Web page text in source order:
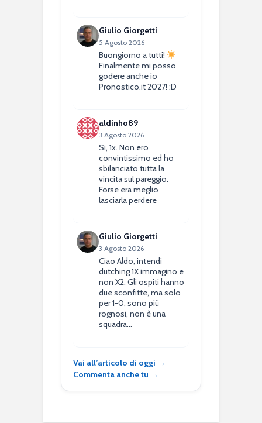
Giulio Giorgetti
5 Agosto 2026
Buongiorno a tutti!
Finalmente mi posso
godere anche io
Pronostico.it 2027! :D
aldinho89
3 Agosto 2026
Si, 1x. Non ero
convintissimo ed ho
sbilanciato tutta la
vincita sul pareggio.
Forse era meglio
lasciarla perdere
Giulio Giorgetti
3 Agosto 2026
Ciao Aldo, intendi
dutching 1X immagino e
non X2. Gli ospiti hanno
due sconfitte, ma solo
per 1-0, sono più
rognosi, non è una
squadra…
Vai all’articolo di oggi →
Commenta anche tu →